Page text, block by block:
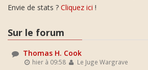
Envie de stats ? Cliquez ici !
Sur le forum
Thomas H. Cook
hier à 09:58 Le Juge Wargrave